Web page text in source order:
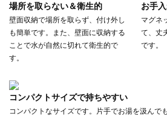
場所を取らない＆衛生的
壁面収納で場所を取らず、付け外し
も簡単です。また、壁面に収納する
ことで水が自然に切れて衛生的で
す。
お手
マグネ
て、丈
です。
コンパクトサイズで持ちやすい
コンパクトなサイズです。片手でお湯を汲んで